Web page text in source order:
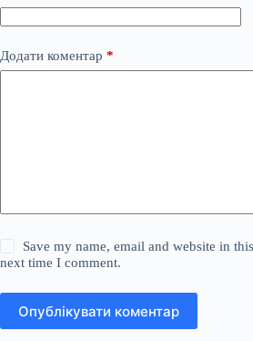
Додати коментар *
Save my name, email and website in
next time I comment.
Опублікувати коментар